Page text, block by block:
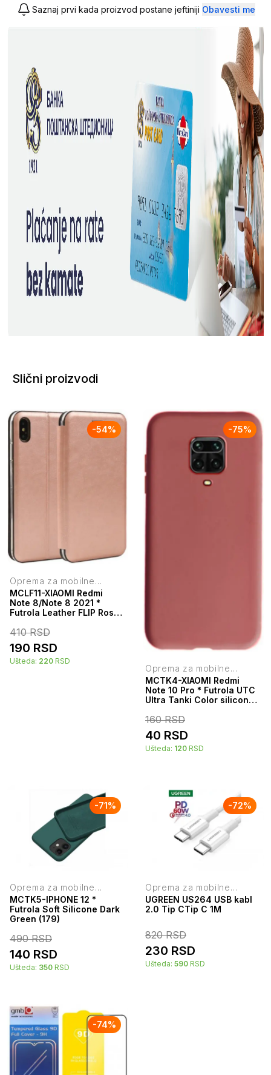
Saznaj prvi kada proizvod postane jeftiniji Obavesti me
Slični proizvodi
-54%
Oprema za mobilne
telefone
MCLF11-XIAOMI Redmi
Note 8/Note 8 2021 *
Futrola Leather FLIP Rose
410RSD
190 RSD
Ušteda: 220 RSD
-75%
Oprema za mobilne
telefone
MCTK4-XIAOMI Redmi
Note 10 Pro * Futrola UTC
Ultra Tanki Color silicone
160RSD
40 RSD
Ušteda: 120 RSD
-71%
Oprema za mobilne
telefone
MCTK5-IPHONE 12 *
Futrola Soft Silicone Dark
Green (179)
490RSD
140 RSD
Ušteda: 350 RSD
-72%
Oprema za mobilne
telefone
UGREEN US264 USB kabl
2.0 Tip CTip C 1M
820RSD
230 RSD
Ušteda: 590 RSD
-74%